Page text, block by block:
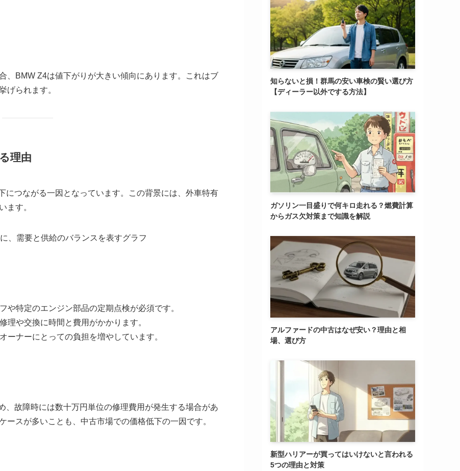
、BMW Z4は値下がりが大きい傾向にあります。これはブ
げられます。
理由
につながる一因となっています。この背景には、外車特有
ます。
や特定のエンジン部品の定期点検が必須です。
理や交換に時間と費用がかかります。
ーナーにとっての負担を増やしています。
、故障時には数十万円単位の修理費用が発生する場合があ
ースが多いことも、中古市場での価格低下の一因です。
知らないと損！群馬の安い車検の賢い選び方
【ディーラー以外でする方法】
ガソリン一目盛りで何キロ走れる？燃費計算
からガス欠対策まで知識を解説
アルファードの中古はなぜ安い？理由と相
場、選び方
新型ハリアーが買ってはいけないと言われる
5つの理由と対策